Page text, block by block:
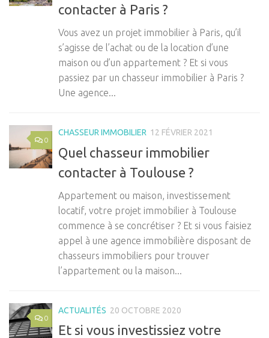
contacter à Paris ?
Vous avez un projet immobilier à Paris, qu’il
s’agisse de l’achat ou de la location d’une
maison ou d’un appartement ? Et si vous
passiez par un chasseur immobilier à Paris ?
Une agence...
0
CHASSEUR IMMOBILIER 12 FÉVRIER 2021
Quel chasseur immobilier
contacter à Toulouse ?
Appartement ou maison, investissement
locatif, votre projet immobilier à Toulouse
commence à se concrétiser ? Et si vous faisiez
appel à une agence immobilière disposant de
chasseurs immobiliers pour trouver
l’appartement ou la maison...
0
ACTUALITÉS 20 OCTOBRE 2020
Et si vous investissiez votre